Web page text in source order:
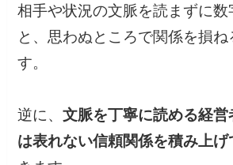
相手や状況の文脈を読まずに数
と、思わぬところで関係を損ね
す。
逆に、文脈を丁寧に読める経
は表れない信頼関係を積み上げ